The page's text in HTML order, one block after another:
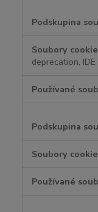
deprecation, IDE